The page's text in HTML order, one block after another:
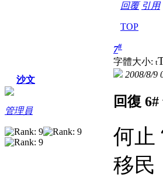
回覆 引用
TOP
沙文
管理員
7#
字體大小: t
2008/8/9
回復
何止
移民